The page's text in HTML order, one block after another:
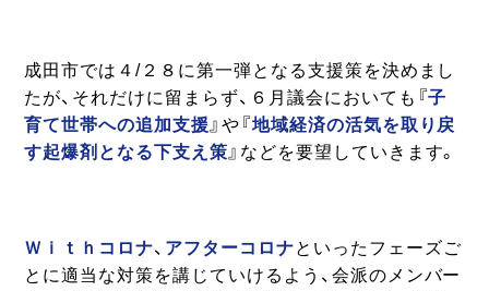
成田市では４/２８に第一弾となる支援策を決めまし
たが、それだけに留まらず、６月議会においても『子
育て世帯への追加支援』や『地域経済の活気を取り戻
す起爆剤となる下支え策』などを要望していきます。
Ｗｉｔｈコロナ、 アフターコロナといったフェーズご
とに適当な対策を講じていけるよう、会派のメンバー